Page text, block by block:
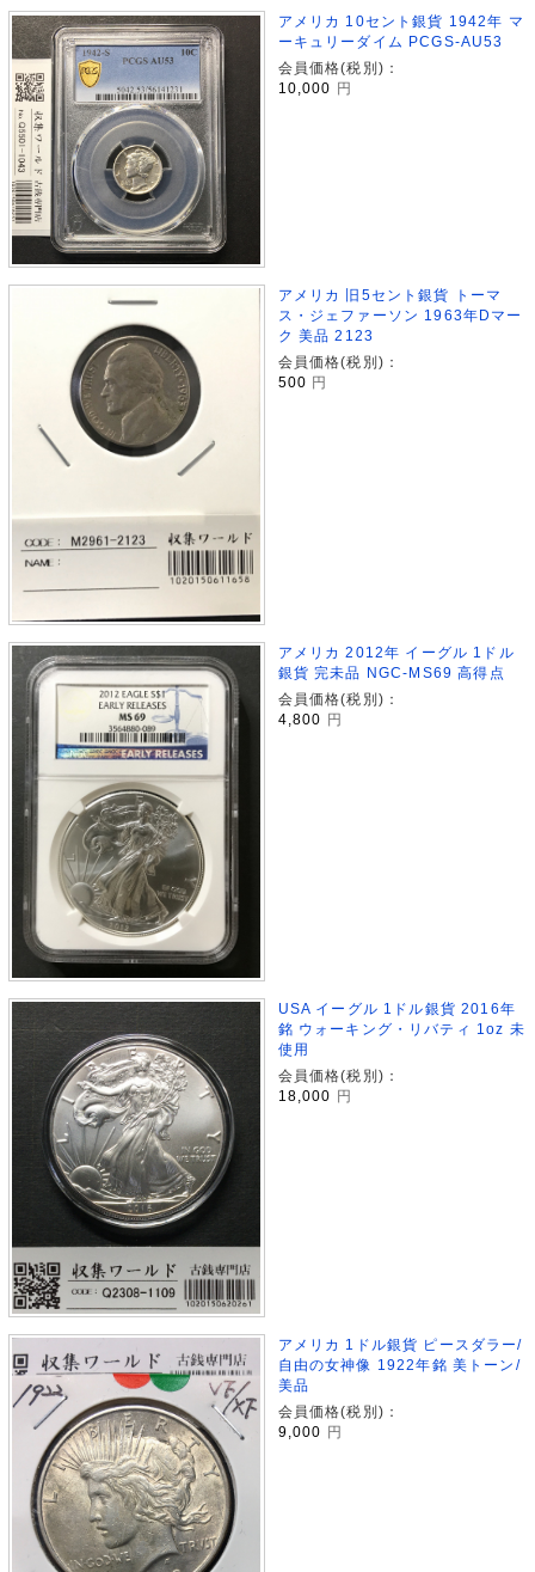
アメリカ 10セント銀貨 1942年 マ
ーキュリーダイム PCGS-AU53
会員価格(税別)：
10,000
円
アメリカ 旧5セント銀貨 トーマ
ス・ジェファーソン 1963年Dマー
ク 美品 2123
会員価格(税別)：
500 円
アメリカ 2012年 イーグル 1ドル
銀貨 完未品 NGC-MS69 高得点
会員価格(税別)：
4,800 円
USA イーグル 1ドル銀貨 2016年
銘 ウォーキング・リバティ 1oz 未
使用
会員価格(税別)：
18,000
円
アメリカ 1ドル銀貨 ピースダラー/
自由の女神像 1922年銘 美トーン/
美品
会員価格(税別)：
9,000
円